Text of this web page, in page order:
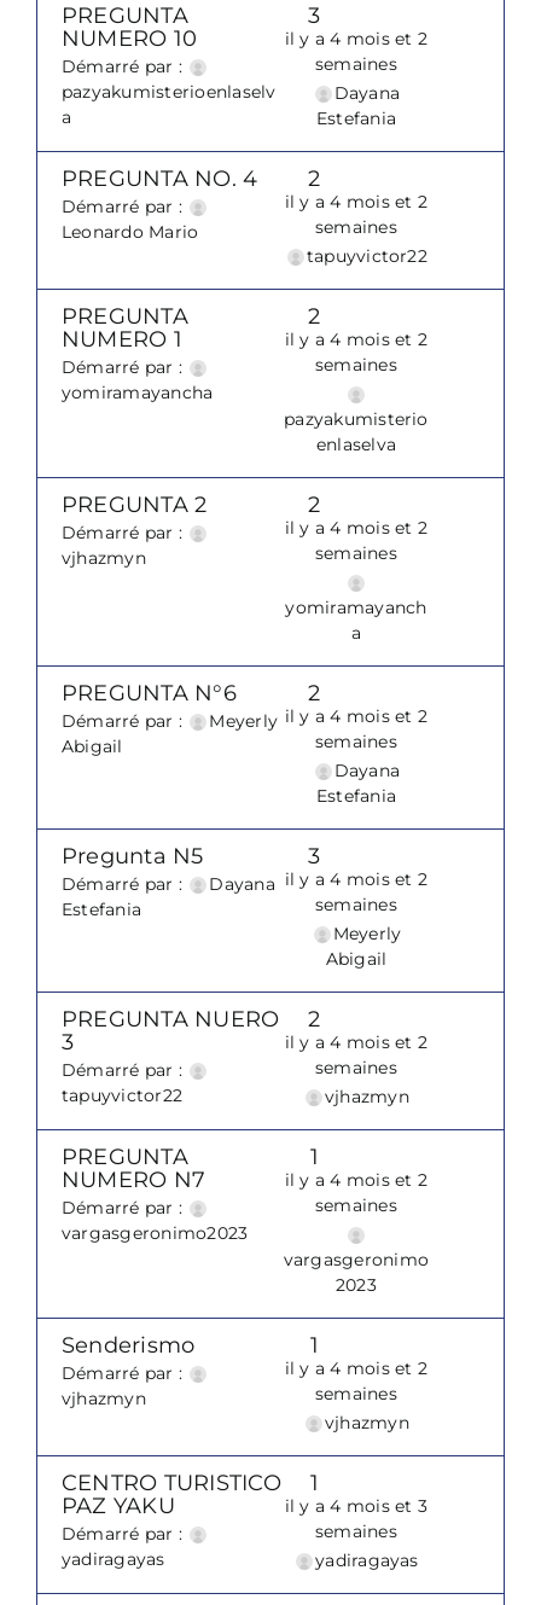
PREGUNTA
NUMERO 10
Démarré par :
pazyakumisterioenlaselv
a
3
il y a 4 mois et 2
semaines
Dayana
Estefania
PREGUNTA NO. 4
Démarré par :
Leonardo Mario
2
il y a 4 mois et 2
semaines
tapuyvictor22
PREGUNTA
NUMERO 1
Démarré par :
yomiramayancha
2
il y a 4 mois et 2
semaines
pazyakumisterio
enlaselva
PREGUNTA 2
Démarré par :
vjhazmyn
2
il y a 4 mois et 2
semaines
yomiramayanch
a
PREGUNTA N°6
Démarré par :
Meyerly
Abigail
2
il y a 4 mois et 2
semaines
Dayana
Estefania
Pregunta N5
Démarré par :
Dayana
Estefania
3
il y a 4 mois et 2
semaines
Meyerly
Abigail
PREGUNTA NUERO
3
Démarré par :
tapuyvictor22
2
il y a 4 mois et 2
semaines
vjhazmyn
PREGUNTA
NUMERO N7
Démarré par :
vargasgeronimo2023
1
il y a 4 mois et 2
semaines
vargasgeronimo
2023
Senderismo
Démarré par :
vjhazmyn
1
il y a 4 mois et 2
semaines
vjhazmyn
CENTRO TURISTICO
PAZ YAKU
Démarré par :
yadiragayas
1
il y a 4 mois et 3
semaines
yadiragayas